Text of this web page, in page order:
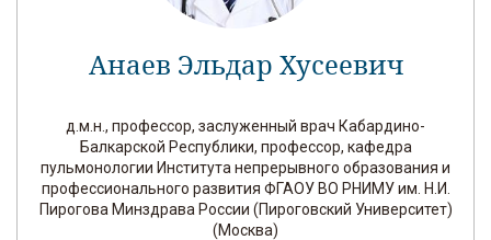
Анаев Эльдар Хусеевич
д.м.н., профессор, заслуженный врач Кабардино-
Балкарской Республики, профессор, кафедра
пульмонологии Института непрерывного образования и
профессионального развития ФГАОУ ВО РНИМУ им. Н.И.
Пирогова Минздрава России (Пироговский Университет)
(Москва)